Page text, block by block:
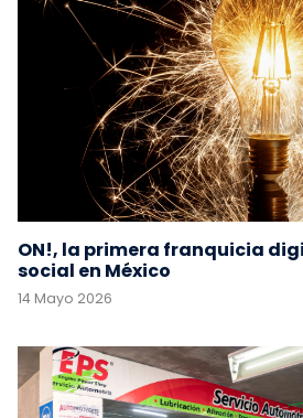
ON!, la primera franquicia
social en México
14 Mayo 2026